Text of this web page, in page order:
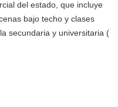
del estado, que incluye
bajo techo y clases
secundaria y universitaria (